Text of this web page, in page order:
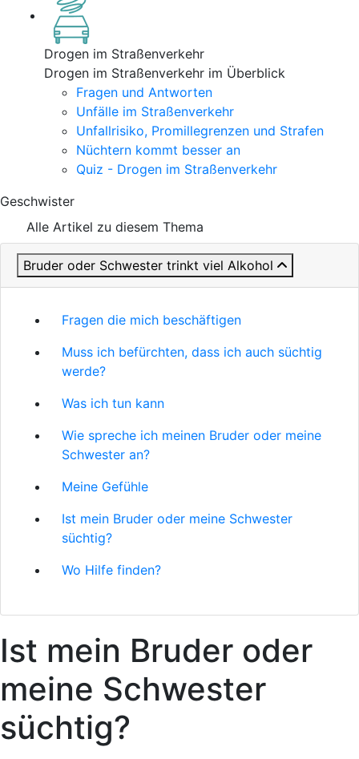
Drogen im Straßenverkehr
Drogen im Straßenverkehr im Überblick
Fragen und Antworten
Unfälle im Straßenverkehr
Unfallrisiko, Promillegrenzen und Strafen
Nüchtern kommt besser an
Quiz - Drogen im Straßenverkehr
Geschwister
Alle Artikel zu diesem Thema
Bruder oder Schwester trinkt viel Alkohol
Fragen die mich beschäftigen
Muss ich befürchten, dass ich auch süchtig
werde?
Was ich tun kann
Wie spreche ich meinen Bruder oder meine
Schwester an?
Meine Gefühle
Ist mein Bruder oder meine Schwester
süchtig?
Wo Hilfe finden?
Ist mein Bruder oder
meine Schwester
süchtig?